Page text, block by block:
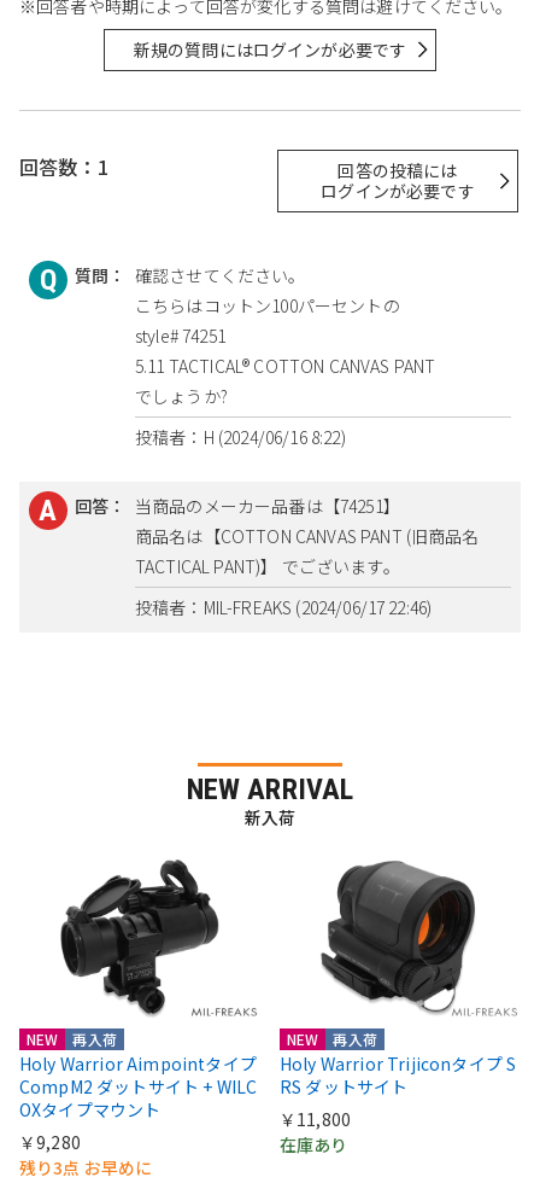
※回答者や時期によって回答が変化する質問は避けてください。
新規の質問にはログインが必要です
回答数：1
回答の投稿には
ログインが必要です
質問：
確認させてください。
こちらはコットン100パーセントの
style# 74251
5.11 TACTICAL® COTTON CANVAS PANT
でしょうか?
投稿者：H (2024/06/16 8:22)
回答：
当商品のメーカー品番は【74251】
商品名は【COTTON CANVAS PANT (旧商品名
TACTICAL PANT)】 でございます。
投稿者：MIL-FREAKS (2024/06/17 22:46)
NEW ARRIVAL
新入荷
NEW 再入荷
Holy Warrior Aimpointタイプ
CompM2 ダットサイト + WILC
OXタイプマウント
￥9,280
残り3点 お早めに
NEW 再入荷
Holy Warrior Trijiconタイプ S
RS ダットサイト
￥11,800
在庫あり